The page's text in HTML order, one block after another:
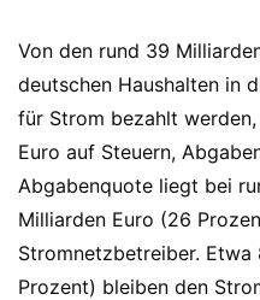
Von den rund 39
deutschen Haushalten in
für Strom bezahlt
Euro auf Steuern,
Abgabenquote liegt bei
Milliarden Euro (26
Stromnetzbetreiber. Etwa
Prozent) bleiben den